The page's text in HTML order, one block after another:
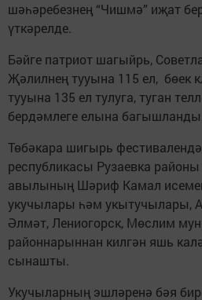
шәһәребезнең “Чишмә” иҗат
үткәрелде.
Бәйге патриот шагыйрь,
Җәлилнең тууына 115 ел, бөек
тууына 135 ел тулуга, туган
бердәмлеге елына
Төбәкара шигырь
республикасы Рузаевка
авылының Шәриф Камал
укучылары һәм укытучылары,
Әлмәт, Лениогорск, Мөслим
районнарыннан килгән яшь
сынашты.
Укучыларның эшләренә бәя